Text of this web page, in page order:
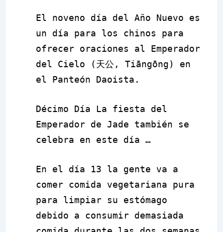
El noveno día del Año Nuevo es
un día para los chinos para
ofrecer oraciones al Emperador
del Cielo (天公 , Tiāngōng) en
el Panteón Daoista.
Décimo Día La fiesta del
Emperador de Jade también se
celebra en este día …
En el día 13 la gente va a
comer comida vegetariana pura
para limpiar su estómago
debido a consumir demasiada